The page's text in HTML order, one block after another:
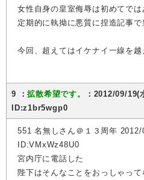
女性自身の皇室侮辱は初めてでは
定期的に執拗に悪質に捏造記事
今回、超えてはイケナイ一線を
9 ：拡散希望です。
：2012/09/
ID:z1br5wgp0
551 名無しさん＠１３周年
ID:VMxWz48U0
宮内庁に電話した
陛下はそんなことをおっしゃって